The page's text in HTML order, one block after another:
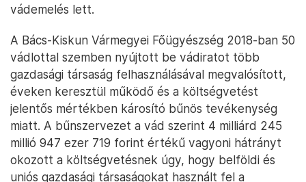
vádemelés lett.
A Bács-Kiskun Vármegyei Főügyészség 2018-ban 50
vádlottal szemben nyújtott be vádiratot több
gazdasági társaság felhasználásával megvalósított,
éveken keresztül működő és a költségvetést
jelentős mértékben károsító bűnös tevékenység
miatt. A bűnszervezet a vád szerint 4 milliárd 245
millió 947 ezer 719 forint értékű vagyoni hátrányt
okozott a költségvetésnek úgy, hogy belföldi és
uniós gazdasági társaságokat használt fel a